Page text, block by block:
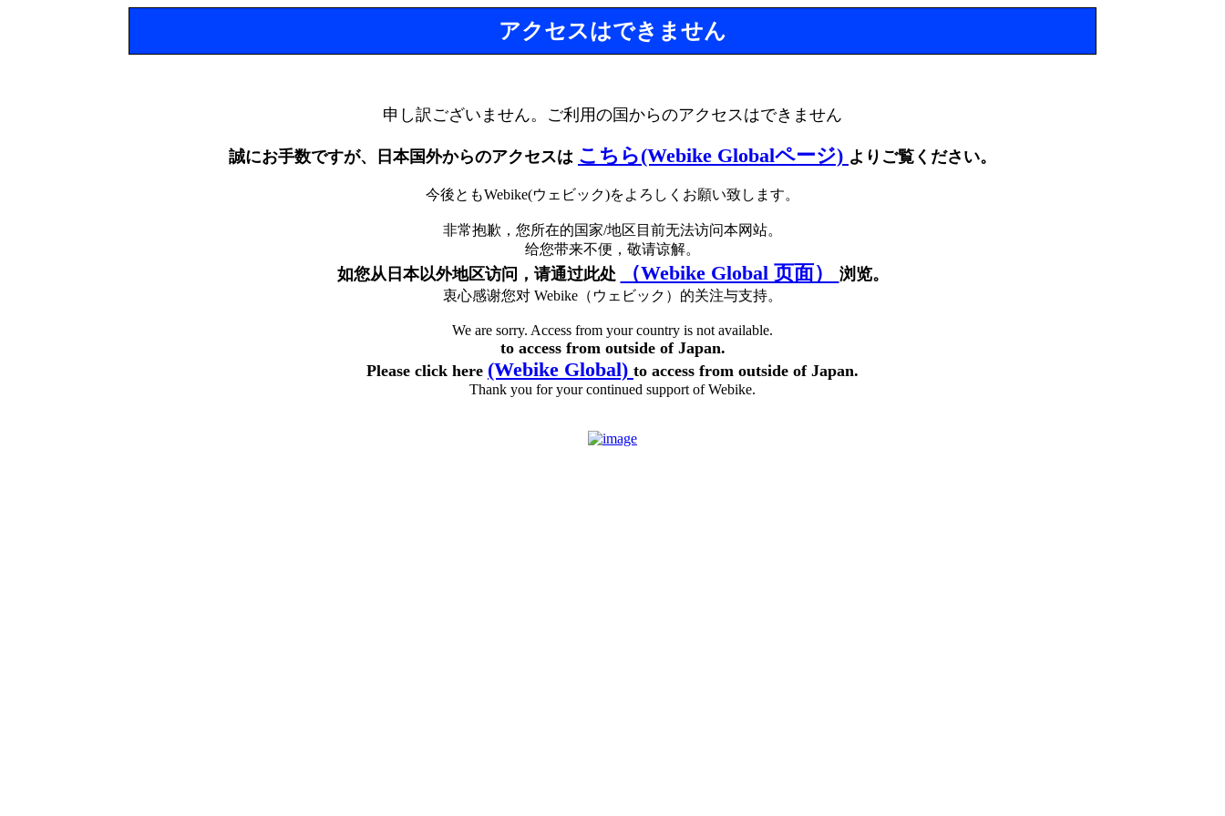
アクセスはできません
申し訳ございません。ご利用の国からのアクセスはできません
誠にお手数ですが、日本国外からのアクセスは こちら(Webike Globalページ) よりご覧ください。
今後ともWebike(ウェビック)をよろしくお願い致します。
非常抱歉，您所在的国家/地区目前无法访问本网站。
给您带来不便，敬请谅解。
如您从日本以外地区访问，请通过此处 （Webike Global 页面） 浏览。
衷心感谢您对 Webike（ウェビック）的关注与支持。
We are sorry. Access from your country is not available.
to access from outside of Japan.
Please click here (Webike Global) to access from outside of Japan.
Thank you for your continued support of Webike.